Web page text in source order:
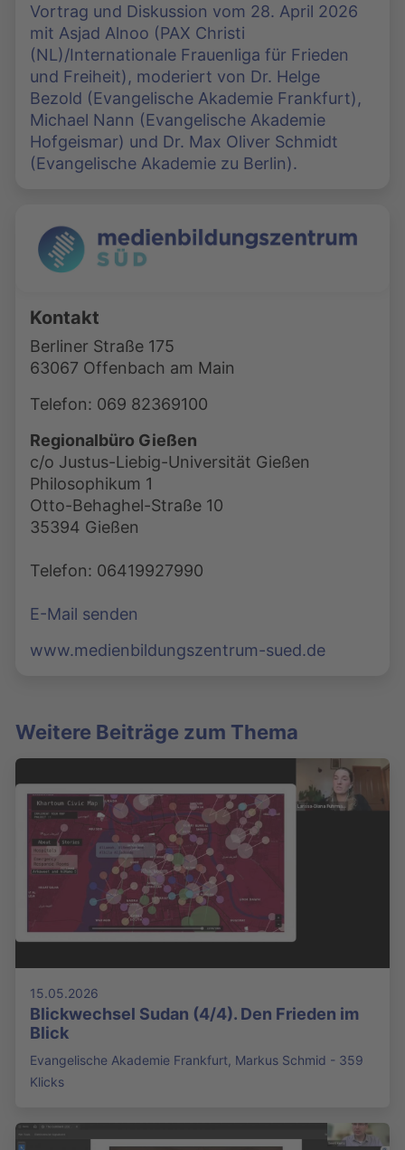
Vortrag und Diskussion vom 28. April 2026
mit Asjad Alnoo (PAX Christi
(NL)/Internationale Frauenliga für Frieden
und Freiheit), moderiert von Dr. Helge
Bezold (Evangelische Akademie Frankfurt),
Michael Nann (Evangelische Akademie
Hofgeismar) und Dr. Max Oliver Schmidt
(Evangelische Akademie zu Berlin).
Kontakt
Berliner Straße 175
63067 Offenbach am Main
Telefon: 069 82369100
Regionalbüro Gießen
c/o Justus-Liebig-Universität Gießen
Philosophikum 1
Otto-Behaghel-Straße 10
35394 Gießen
Telefon: 06419927990
E-Mail senden
www.medienbildungszentrum-sued.de
Weitere Beiträge zum Thema
15.05.2026
Blickwechsel Sudan (4/4). Den Frieden im
Blick
Evangelische Akademie Frankfurt, Markus Schmid - 359
Klicks